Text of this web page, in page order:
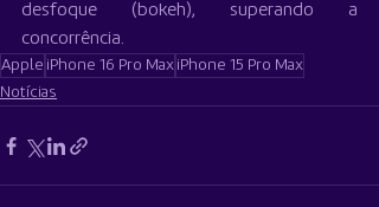
desfoque (bokeh), superando a
concorrência.
Apple iPhone 16 Pro Max iPhone 15 Pro Max
Notícias